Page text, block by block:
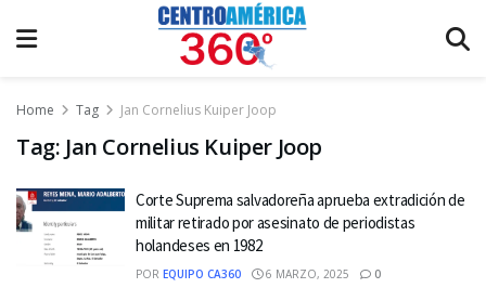
Home Tag Jan Cornelius Kuiper Joop
Tag: Jan Cornelius Kuiper Joop
Corte Suprema salvadoreña aprueba extradición de
militar retirado por asesinato de periodistas
holandeses en 1982
POR EQUIPO CA360 6 MARZO, 2025 0